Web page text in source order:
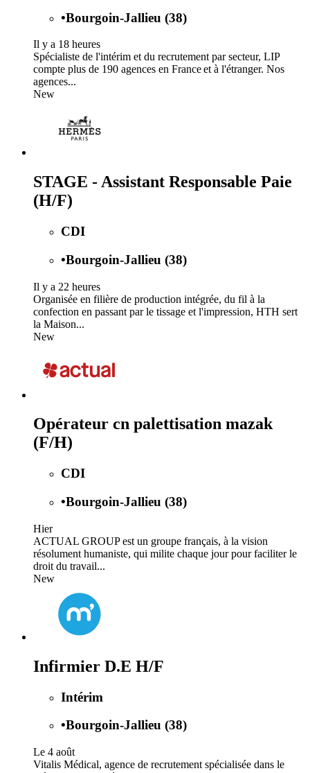
•Bourgoin-Jallieu (38)
Il y a 18 heures
Spécialiste de l'intérim et du recrutement par secteur, LIP
compte plus de 190 agences en France et à l'étranger. Nos
agences...
New
STAGE - Assistant Responsable Paie
(H/F)
CDI
•Bourgoin-Jallieu (38)
Il y a 22 heures
Organisée en filière de production intégrée, du fil à la
confection en passant par le tissage et l'impression, HTH sert
la Maison...
New
Opérateur cn palettisation mazak
(F/H)
CDI
•Bourgoin-Jallieu (38)
Hier
ACTUAL GROUP est un groupe français, à la vision
résolument humaniste, qui milite chaque jour pour faciliter le
droit du travail...
New
Infirmier D.E H/F
Intérim
•Bourgoin-Jallieu (38)
Le 4 août
Vitalis Médical, agence de recrutement spécialisée dans le